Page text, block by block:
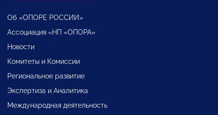
Об «ОПОРЕ РОССИИ»
Ассоциация «НП «ОПОРА»
Новости
Комитеты и Комиссии
Региональное развитие
Экспертиза и Аналитика
Международная деятельность